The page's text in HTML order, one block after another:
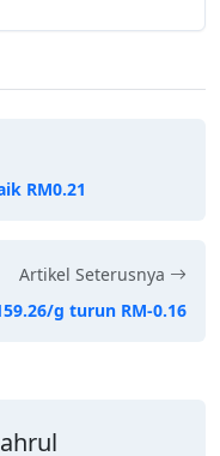
RM0.21
Artikel Seterusnya
g turun RM-0.16